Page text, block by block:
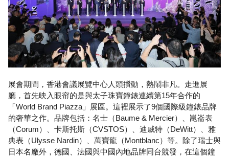
展會期間，香港會議展覽中心人頭攢動，熱鬧非凡。走進展
廳，首先映入眼帘的是與太子珠寶鐘錶連續第15年合作的
「World Brand Piazza」展區。這裡展示了9個國際級鐘錶品牌
的奢華之作。品牌包括：名士（Baume & Mercier）、崑崙表
（Corum）、卡斯托斯（CVSTOS）、迪威特（DeWitt）、雅
典表（Ulysse Nardin）、萬寶龍（Montblanc）等。除了瑞士與
日本名廠外，德國、法國與中國內地品牌同台競發，在這個鐘